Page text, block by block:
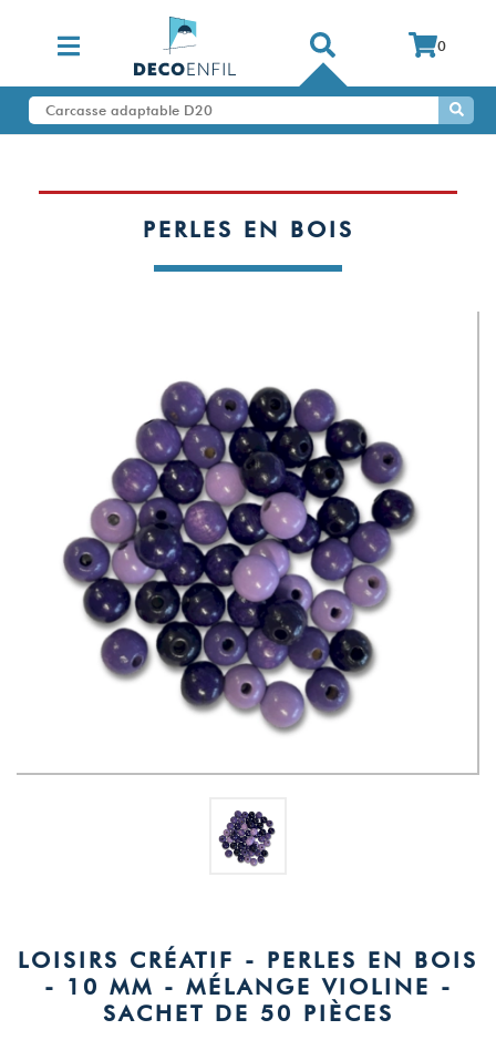
0
PERLES EN BOIS
LOISIRS CRÉATIF - PERLES EN BOIS
- 10 MM - MÉLANGE VIOLINE -
SACHET DE 50 PIÈCES